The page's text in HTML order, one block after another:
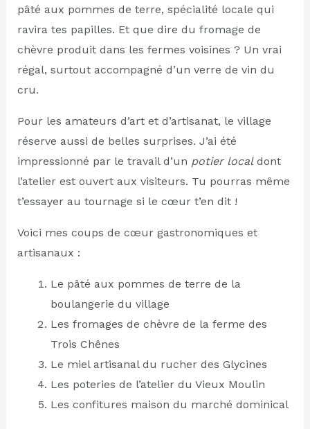
pâté aux pommes de terre, spécialité locale qui
ravira tes papilles. Et que dire du fromage de
chèvre produit dans les fermes voisines ? Un vrai
régal, surtout accompagné d’un verre de vin du
cru.
Pour les amateurs d’art et d’artisanat, le village
réserve aussi de belles surprises. J’ai été
impressionné par le travail d’un potier localdont
l’atelier est ouvert aux visiteurs. Tu pourras même
t’essayer au tournage si le cœur t’en dit !
Voici mes coups de cœur gastronomiques et
artisanaux :
Le pâté aux pommes de terre de la
boulangerie du village
Les fromages de chèvre de la ferme des
Trois Chênes
Le miel artisanal du rucher des Glycines
Les poteries de l’atelier du Vieux Moulin
Les confitures maison du marché dominical